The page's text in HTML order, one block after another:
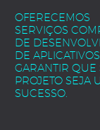
OFERECEMOS
SERVIÇOS
DE
DE
GARANTIR QUE
PROJETO SEJA
SUCESSO.